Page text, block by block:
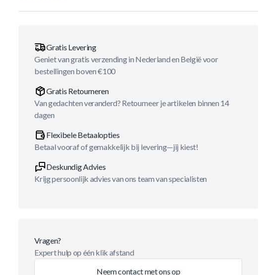
Gratis Levering
Geniet van gratis verzending in Nederland en België voor
bestellingen boven €100
Gratis Retourneren
Van gedachten veranderd? Retourneer je artikelen binnen 14
dagen
Flexibele Betaalopties
Betaal vooraf of gemakkelijk bij levering—jij kiest!
Deskundig Advies
Krijg persoonlijk advies van ons team van specialisten
Vragen?
Expert hulp op één klik afstand
Neem contact met ons op